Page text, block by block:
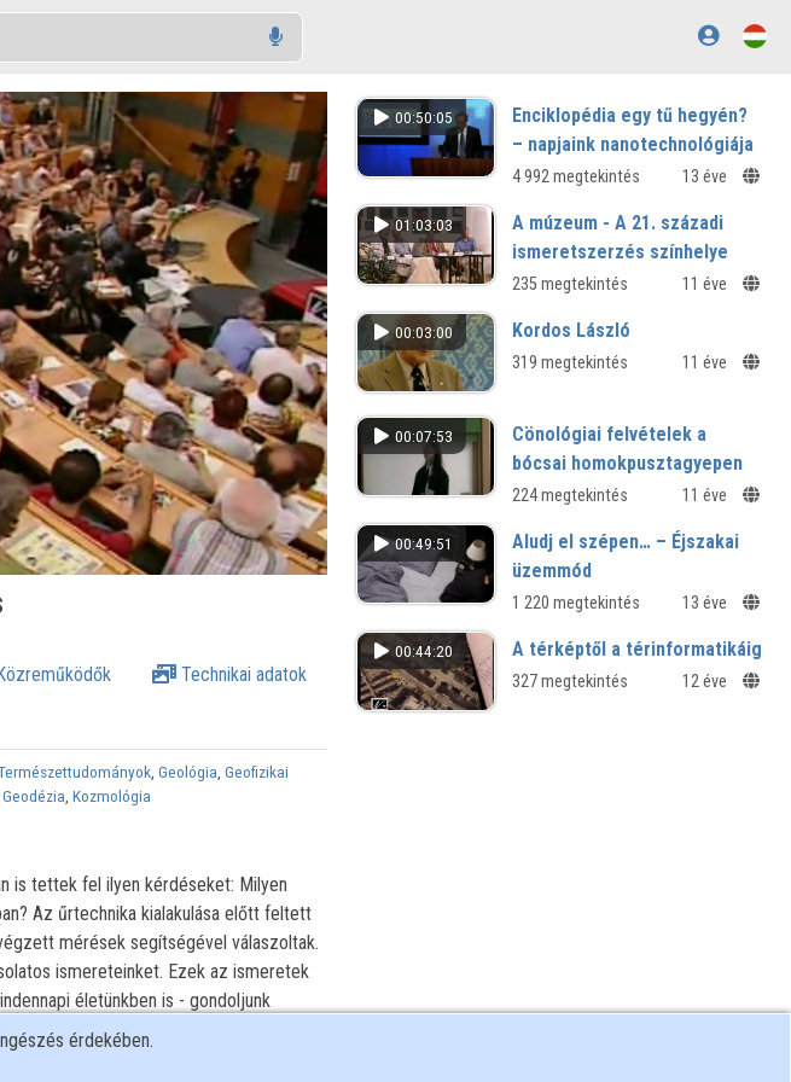
Közreműködők Technikai adatok
,Geológia,Geofizikai
Geodézia,Kozmológia
is tettek fel ilyen kérdéseket: Milyen
Az űrtechnika kialakulása előtt feltett
mérések segítségével válaszoltak.
ismereteinket. Ezek az ismeretek
életünkben is - gondoljunk
rendszerekre. Az előadás a Föld
00:50:05
Enciklopédia egy tű hegyén?
– napjaink nanotechnológiája
4 992 megtekintés 13 éve
01:03:03
A múzeum - A 21. századi
ismeretszerzés színhelye
235 megtekintés 11 éve
00:03:00 Kordos László
319 megtekintés 11 éve
00:07:53
Cönológiai felvételek a
bócsai homokpusztagyepen
224 megtekintés 11 éve
00:49:51
Aludj el szépen… – Éjszakai
üzemmód
1 220 megtekintés 13 éve
00:44:20 A térképtől a térinformatikáig
327 megtekintés 12 éve
érdekében.